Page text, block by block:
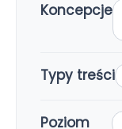
Koncepcje
Typy treści
Poziom